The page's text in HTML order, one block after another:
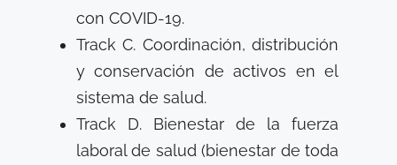
con COVID-19.
Track C. Coordinación, distribución
y conservación de activos en el
sistema de salud.
Track D. Bienestar de la fuerza
laboral de salud (bienestar de toda